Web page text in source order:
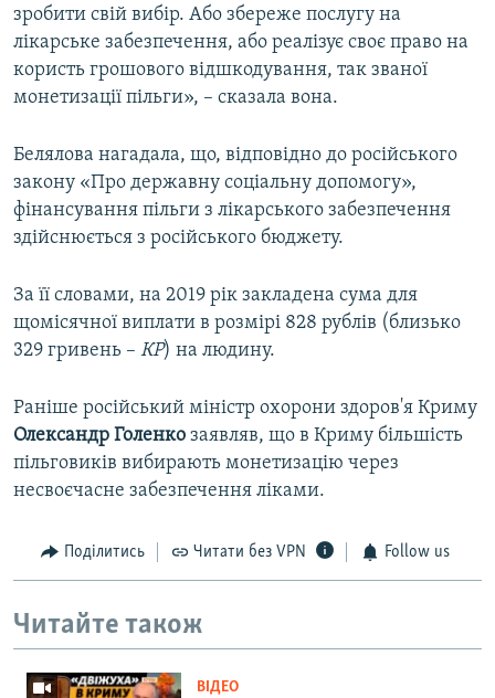
зробити свій вибір. Або збереже послугу на
лікарське забезпечення, або реалізує своє право на
користь грошового відшкодування, так званої
монетизації пільги», – сказала вона.
Белялова нагадала, що, відповідно до російського
закону «Про державну соціальну допомогу»,
фінансування пільги з лікарського забезпечення
здійснюється з російського бюджету.
За її словами, на 2019 рік закладена сума для
щомісячної виплати в розмірі 828 рублів (близько
329 гривень – КР) на людину.
Раніше російський міністр охорони здоров'я Криму
Олександр Голенко заявляв, що в Криму більшість
пільговиків вибирають монетизацію через
несвоєчасне забезпечення ліками.
Поділитись Читати без VPN Follow us
Читайте також
ВІДЕО